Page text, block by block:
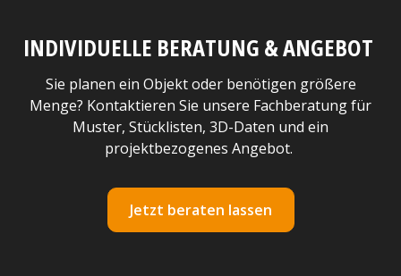
INDIVIDUELLE BERATUNG & ANGEBOT
Sie planen ein Objekt oder benötigen größere
Menge? Kontaktieren Sie unsere Fachberatung für
Muster, Stücklisten, 3D-Daten und ein
projektbezogenes Angebot.
Jetzt beraten lassen